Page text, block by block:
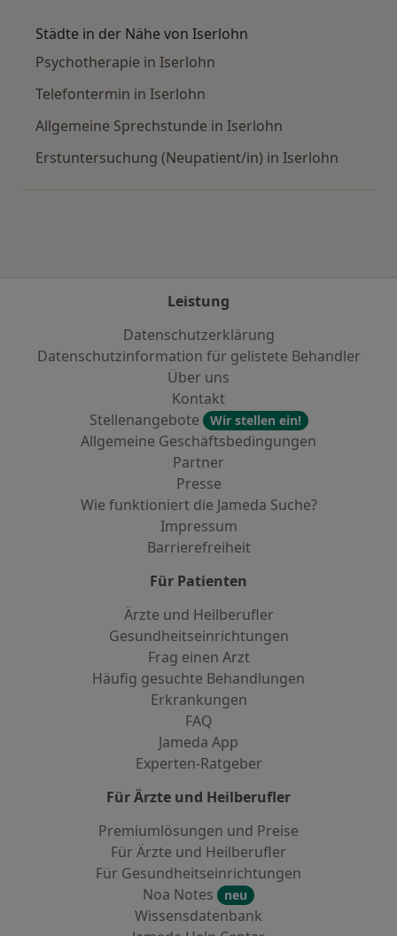
Städte in der Nähe von Iserlohn
Psychotherapie in Iserlohn
Telefontermin in Iserlohn
Allgemeine Sprechstunde in Iserlohn
Erstuntersuchung (Neupatient/in) in Iserlohn
Leistung
Datenschutzerklärung
Datenschutzinformation für gelistete Behandler
Über uns
Kontakt
Stellenangebote
Wir stellen ein!
Allgemeine Geschäftsbedingungen
Partner
Presse
Wie funktioniert die Jameda Suche?
Impressum
Barrierefreiheit
Für Patienten
Ärzte und Heilberufler
Gesundheitseinrichtungen
Frag einen Arzt
Häufig gesuchte Behandlungen
Erkrankungen
FAQ
Jameda App
Experten-Ratgeber
Für Ärzte und Heilberufler
Premiumlösungen und Preise
Für Ärzte und Heilberufler
Für Gesundheitseinrichtungen
Noa Notes
neu
Wissensdatenbank